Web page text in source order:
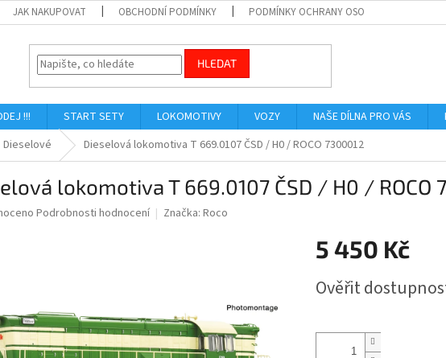
JAK NAKUPOVAT OBCHODNÍ PODMÍNKY PODMÍNKY OCHRANY OSOBNÍCH ÚDAJŮ
HLEDAT
!!! START SETY LOKOMOTIVY VOZY NAŠE DÍLNA PRO VÁS
Dieselové Dieselová lokomotiva T 669.0107 ČSD / H0 / ROCO 7300012
lokomotiva T 669.0107 ČSD / H0 / ROCO
Podrobnosti hodnocení Značka: Roco
5 450 Kč
cena:
Ověřit